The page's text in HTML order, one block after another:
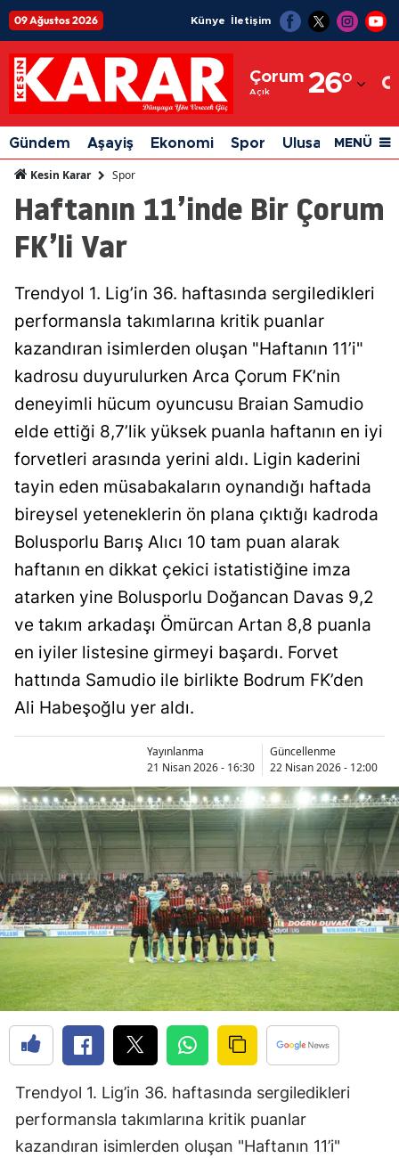
09 Ağustos 2026 Künye İletişim
Çorum
Açık 26°
Adıyaman
Afyonkarahisar
Ağrı
Amasya
Artvin
Aydın
Balıkesir
Bingöl
Bitlis
Burdur
Bursa
Çanakkale
Çankırı
Denizli
Diyarbakır
Edirne
Elazığ
Erzincan
Erzurum
Eskişehir
Gaziantep
Giresun
Hakkari
Hatay
Gündem Aşayiş Ekonomi Spor Ulusal Siyaset
MENÜ
Kesin Karar Spor
Haftanın 11’inde Bir Çorum
FK’li Var
Trendyol 1. Lig’in 36. haftasında sergiledikleri
performansla takımlarına kritik puanlar
kazandıran isimlerden oluşan "Haftanın 11’i"
kadrosu duyurulurken Arca Çorum FK’nin
deneyimli hücum oyuncusu Braian Samudio
elde ettiği 8,7’lik yüksek puanla haftanın en iyi
forvetleri arasında yerini aldı. Ligin kaderini
tayin eden müsabakaların oynandığı haftada
bireysel yeteneklerin ön plana çıktığı kadroda
Bolusporlu Barış Alıcı 10 tam puan alarak
haftanın en dikkat çekici istatistiğine imza
atarken yine Bolusporlu Doğancan Davas 9,2
ve takım arkadaşı Ömürcan Artan 8,8 puanla
en iyiler listesine girmeyi başardı. Forvet
hattında Samudio ile birlikte Bodrum FK’den
Ali Habeşoğlu yer aldı.
Yayınlanma
21 Nisan 2026 - 16:30
Güncellenme
22 Nisan 2026 - 12:00
Trendyol 1. Lig’in 36. haftasında sergiledikleri
performansla takımlarına kritik puanlar
kazandıran isimlerden oluşan "Haftanın 11’i"